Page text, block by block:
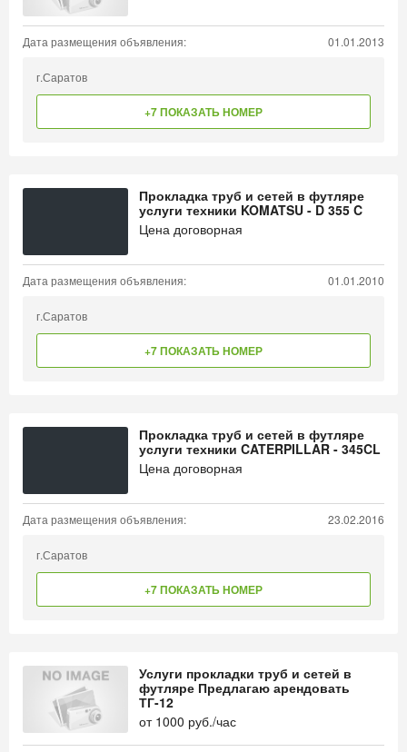
Дата размещения объявления: 01.01.2013
г.Саратов
+7 ПОКАЗАТЬ НОМЕР
Прокладка труб и сетей в футляре
услуги техники KOMATSU - D 355 C
Цена договорная
Дата размещения объявления: 01.01.2010
г.Саратов
+7 ПОКАЗАТЬ НОМЕР
Прокладка труб и сетей в футляре
услуги техники CATERPILLAR - 345CL
Цена договорная
Дата размещения объявления: 23.02.2016
г.Саратов
+7 ПОКАЗАТЬ НОМЕР
Услуги прокладки труб и сетей в
футляре Предлагаю арендовать
ТГ-12
от 1000 руб./час